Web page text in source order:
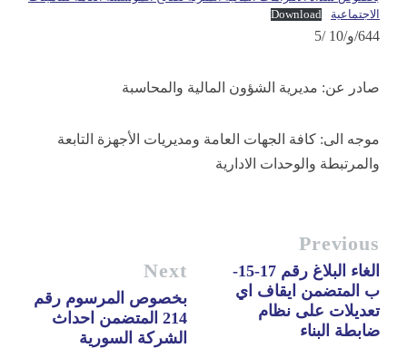
الاجتماعية
Download
644/و/10 /5
صادر عن: مديرية الشؤون المالية والمحاسبة
موجه الى: كافة الجهات العامة ومديريات الأجهزة التابعة
والمرتبطة والوحدات الادارية
Previous
الغاء البلاغ رقم 17-15-
ب المتضمن ايقاف اي
تعديلات على نظام
ضابطة البناء
Next
بخصوص المرسوم رقم
214 المتضمن احداث
الشركة السورية